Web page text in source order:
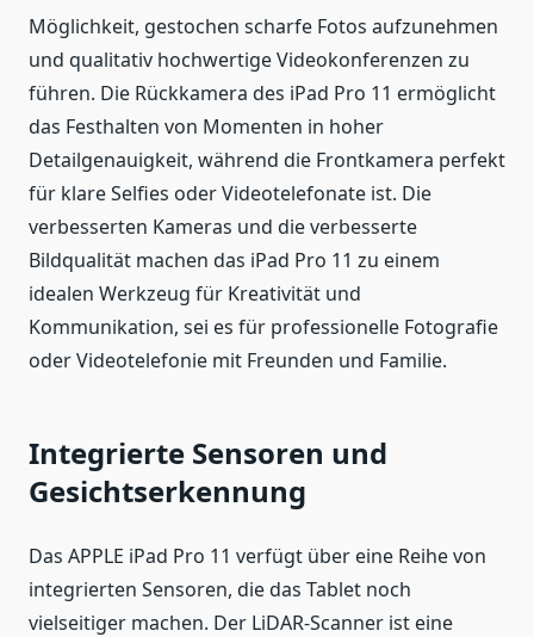
Möglichkeit, gestochen scharfe Fotos aufzunehmen
und qualitativ hochwertige Videokonferenzen zu
führen. Die Rückkamera des iPad Pro 11 ermöglicht
das Festhalten von Momenten in hoher
Detailgenauigkeit, während die Frontkamera perfekt
für klare Selfies oder Videotelefonate ist. Die
verbesserten Kameras und die verbesserte
Bildqualität machen das iPad Pro 11 zu einem
idealen Werkzeug für Kreativität und
Kommunikation, sei es für professionelle Fotografie
oder Videotelefonie mit Freunden und Familie.
Integrierte Sensoren und
Gesichtserkennung
Das APPLE iPad Pro 11 verfügt über eine Reihe von
integrierten Sensoren, die das Tablet noch
vielseitiger machen. Der LiDAR-Scanner ist eine